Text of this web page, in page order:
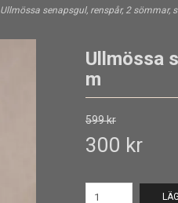
Ullmössa senapsgul, renspår, 2 sömmar,
Ullmössa
m
599 kr
300 kr